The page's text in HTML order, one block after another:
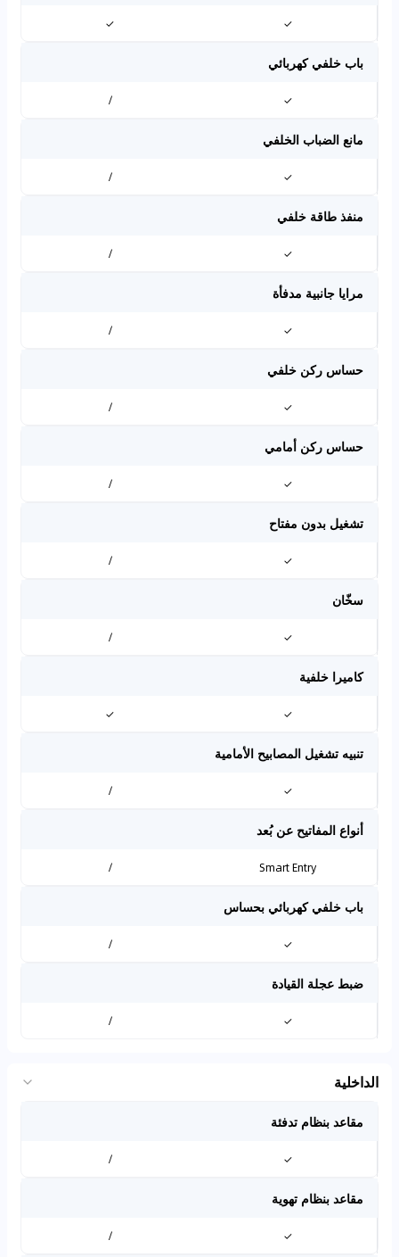
✓
✓
باب خلفي كهربائي
✓
/
مانع الضباب الخلفي
✓
/
منفذ طاقة خلفي
✓
/
مرايا جانبية مدفأة
✓
/
حساس ركن خلفي
✓
/
حساس ركن أمامي
✓
/
تشغيل بدون مفتاح
✓
/
سخّان
✓
/
كاميرا خلفية
✓
✓
تنبيه تشغيل المصابيح الأمامية
✓
/
أنواع المفاتيح عن بُعد
Smart Entry
/
باب خلفي كهربائي بحساس
✓
/
ضبط عجلة القيادة
✓
/
الداخلية
مقاعد بنظام تدفئة
✓
/
مقاعد بنظام تهوية
✓
/